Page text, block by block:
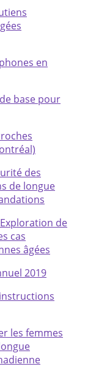
en
base pour
des
de longue
de
cas
âgées
2019
les femmes